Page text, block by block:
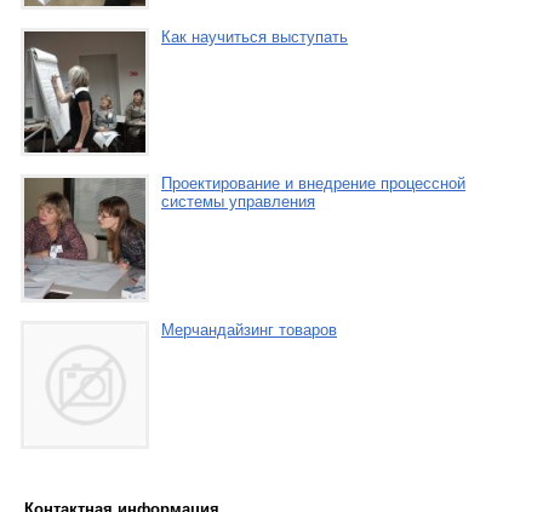
Как научиться выступать
Проектирование и внедрение процессной
системы управления
Мерчандайзинг товаров